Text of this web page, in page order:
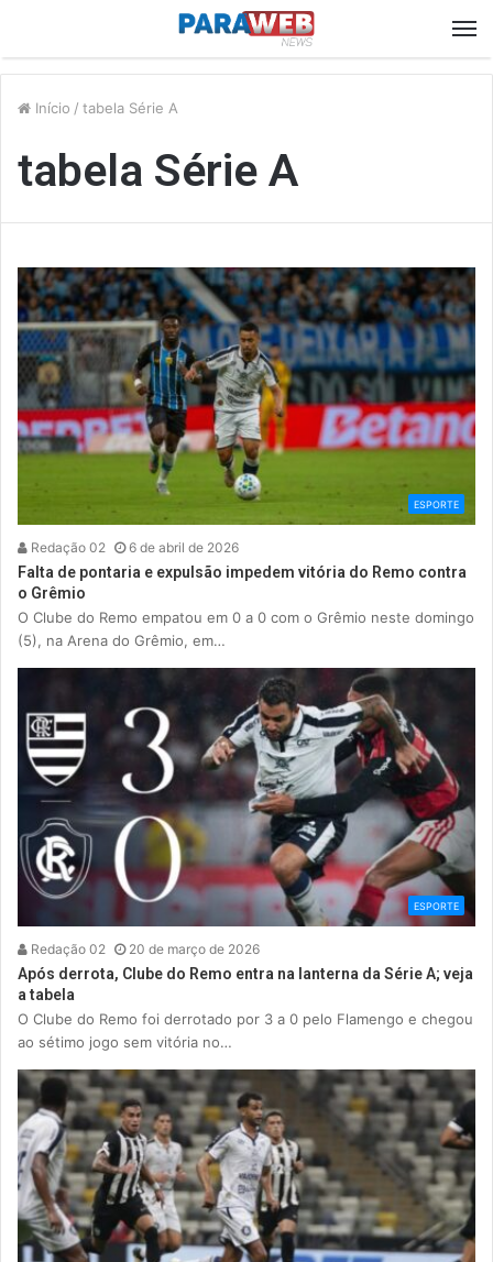
Início / tabela Série A
tabela Série A
ESPORTE
Redação 02 6 de abril de 2026
Falta de pontaria e expulsão impedem vitória do Remo contra
o Grêmio
O Clube do Remo empatou em 0 a 0 com o Grêmio neste domingo
(5), na Arena do Grêmio, em…
ESPORTE
Redação 02 20 de março de 2026
Após derrota, Clube do Remo entra na lanterna da Série A; veja
a tabela
O Clube do Remo foi derrotado por 3 a 0 pelo Flamengo e chegou
ao sétimo jogo sem vitória no…